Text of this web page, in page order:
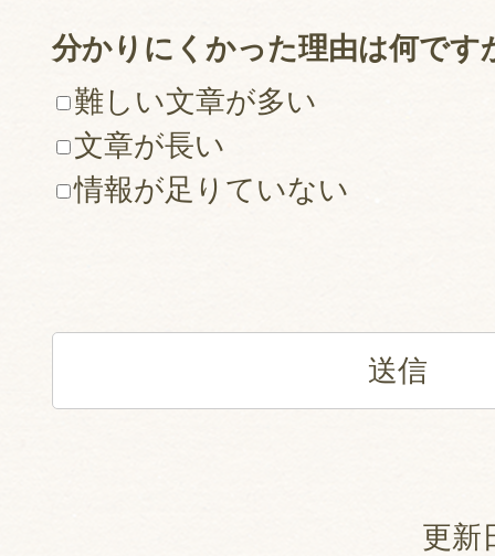
分かりにくかった理由は何です
難しい文章が多い
文章が長い
情報が足りていない
更新